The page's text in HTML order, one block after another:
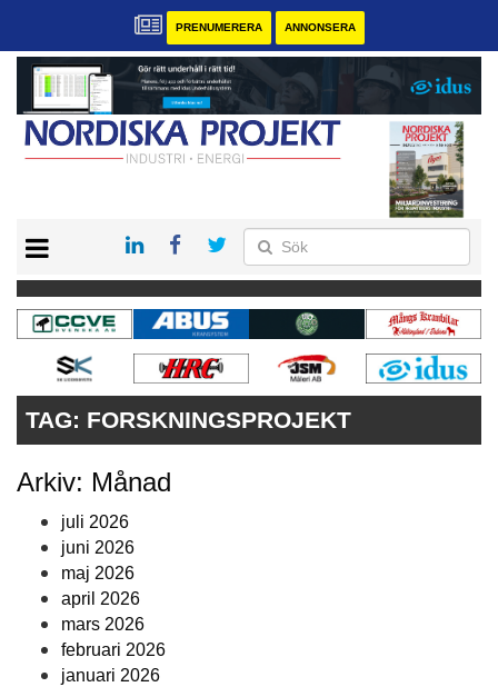
PRENUMERERA ANNONSERA
KONTAKT
VÅRA ANDRA MAGASIN
PRENUMERERA
ANNONSERA
TAG: FORSKNINGSPROJEKT
Arkiv: Månad
juli 2026
juni 2026
maj 2026
april 2026
mars 2026
februari 2026
januari 2026